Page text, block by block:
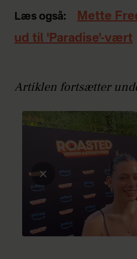
Læs også:
Mette
ud til 'Paradise'-vært
Artiklen fortsætter